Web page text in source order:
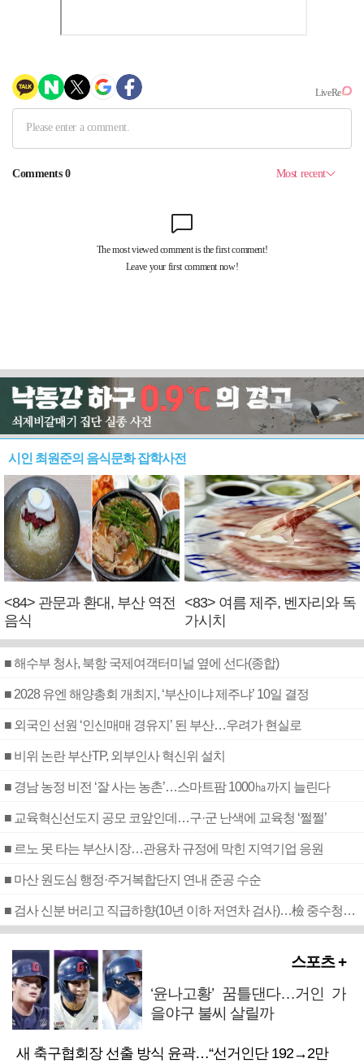
시인 최원준의 음식문화 잡학사전
<84> 관문과 환대, 부산 역전
음식
<83> 여름 제주, 벤자리와 독
가시치
■ 해수부 청사, 북항 국제여객터미널 옆에 선다(종합)
■ 2028 유엔 해양총회 개최지, ‘부산이냐 제주냐’ 10일 결정
■ 외국인 선원 ‘인신매매 경유지’ 된 부산…우려가 현실로
■ 비위 논란 부산TP, 외부인사 혁신위 설치
■ 경남 농정 비전 ‘잘 사는 농촌’…스마트팜 1000㏊까지 늘린다
■ 교육혁신선도지 공모 코앞인데…구·군 난색에 교육청 ‘쩔쩔’
■ 르노 못 타는 부산시장…관용차 규정에 막힌 지역기업 응원
■ 마산 원도심 행정·주거복합단지 연내 준공 수순
■ 검사 신분 버리고 직급하향(10년 이하 저연차 검사)…檢 중수청행 기피
스포츠 +
‘윤나고황’ 꿈틀댄다…거인 가
을야구 불씨 살릴까
새 축구협회장 선출 방식 윤곽…“선거인단 192→2만